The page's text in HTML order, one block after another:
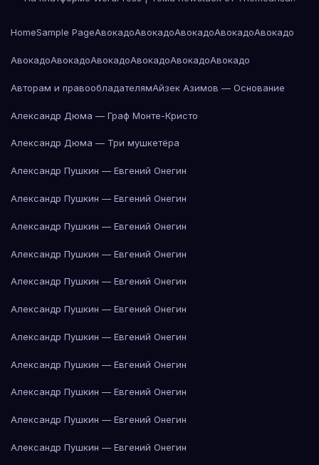
HomeSample PageАвокадоАвокадоАвокадоАвокадоАвокадо
АвокадоАвокадоАвокадоАвокадоАвокадоАвокадо
Авторам и правообладателямАйзек Азимов — Основание
Александр Дюма — Граф Монте-Кристо
Александр Дюма — Три мушкетёра
Александр Пушкин — Евгений Онегин
Александр Пушкин — Евгений Онегин
Александр Пушкин — Евгений Онегин
Александр Пушкин — Евгений Онегин
Александр Пушкин — Евгений Онегин
Александр Пушкин — Евгений Онегин
Александр Пушкин — Евгений Онегин
Александр Пушкин — Евгений Онегин
Александр Пушкин — Евгений Онегин
Александр Пушкин — Евгений Онегин
Александр Пушкин — Евгений Онегин